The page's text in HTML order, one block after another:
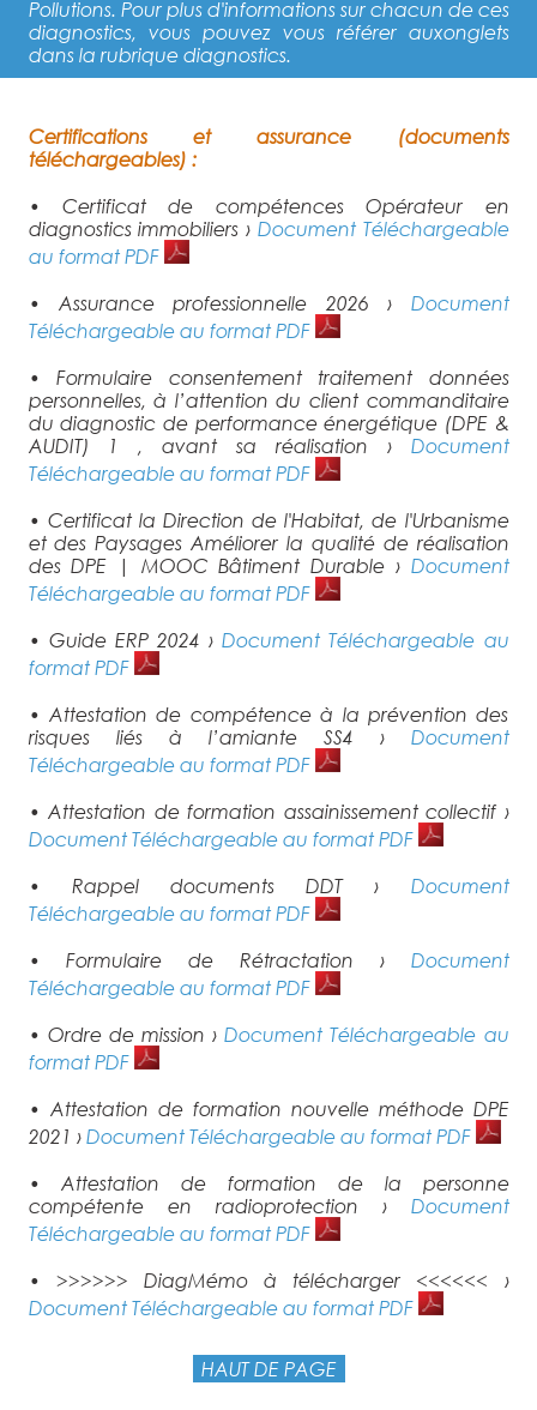
Pollutions. Pour plus d'informations sur chacun de ces
diagnostics, vous pouvez vous référer auxonglets
dans la rubrique diagnostics.
Certifications et assurance (documents
téléchargeables) :
• Certificat de compétences Opérateur en
diagnostics immobiliers › Document Téléchargeable
au format PDF
• Assurance professionnelle 2026 › Document
Téléchargeable au format PDF
• Formulaire consentement traitement données
personnelles, à l’attention du client commanditaire
du diagnostic de performance énergétique (DPE &
AUDIT) 1 , avant sa réalisation › Document
Téléchargeable au format PDF
• Certificat la Direction de l'Habitat, de l'Urbanisme
et des Paysages Améliorer la qualité de réalisation
des DPE | MOOC Bâtiment Durable › Document
Téléchargeable au format PDF
• Guide ERP 2024 ›Document Téléchargeable au
format PDF
• Attestation de compétence à la prévention des
risques liés à l’amiante SS4 › Document
Téléchargeable au format PDF
• Attestation de formation assainissement collectif ›
Document Téléchargeable au format PDF
• Rappel documents DDT › Document
Téléchargeable au format PDF
• Formulaire de Rétractation › Document
Téléchargeable au format PDF
• Ordre de mission ›Document Téléchargeable au
format PDF
• Attestation de formation nouvelle méthode DPE
2021 › Document Téléchargeable au format PDF
• Attestation de formation de la personne
compétente en radioprotection › Document
Téléchargeable au format PDF
• >>>>>> DiagMémo à télécharger <<<<<< ›
Document Téléchargeable au format PDF
HAUT DE PAGE